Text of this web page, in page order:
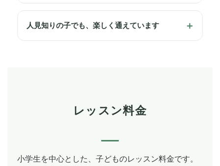
人見知りの子でも、楽しく通えています
レッスン料金
小学生を中心とした、子どものレッスン料金です。